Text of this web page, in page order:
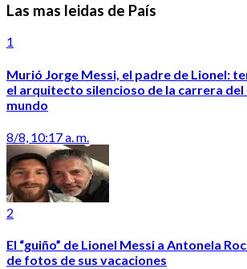
Las mas leidas de País
1
Murió Jorge Messi, el padre de Lionel:
el arquitecto silencioso de la carrera
mundo
8/8, 10:17 a. m.
2
El “guiño” de Lionel Messi a Antonela
de fotos de sus vacaciones